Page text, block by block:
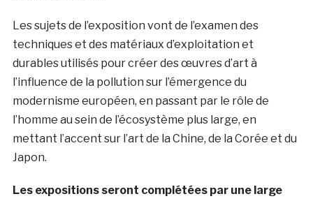
Les sujets de l’exposition vont de l’examen des
techniques et des matériaux d’exploitation et
durables utilisés pour créer des œuvres d’art à
l’influence de la pollution sur l’émergence du
modernisme européen, en passant par le rôle de
l’homme au sein de l’écosystème plus large, en
mettant l’accent sur l’art de la Chine, de la Corée et du
Japon.
Les expositions seront complétées par une large